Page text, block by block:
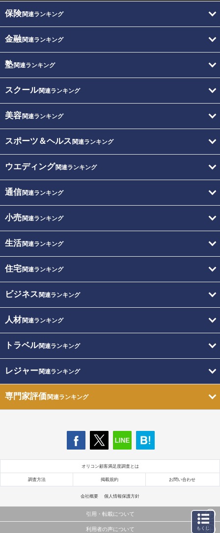
保険関連ランキング
金融関連ランキング
塾関連ランキング
スクール関連ランキング
美容関連ランキング
スポーツ＆ヘルス 関連ランキング
ウエディング関連ランキング
通信関連ランキング
小売関連ランキング
生活関連ランキング
住宅関連ランキング
ビジネス 関連ランキング
人材関連ランキング
トラベル関連ランキング
レジャー関連ランキング
専門家評価関連ランキング
オリコン顧客満足度調査とは
調査方法 掲載規約 お問い合わせ
会社概要 個人情報保護方針
引用・転載について
当サイトで公開されている情報（文字、写真、イラスト、画像データ等）及びこれらの配置・
利用者の声について もくじ